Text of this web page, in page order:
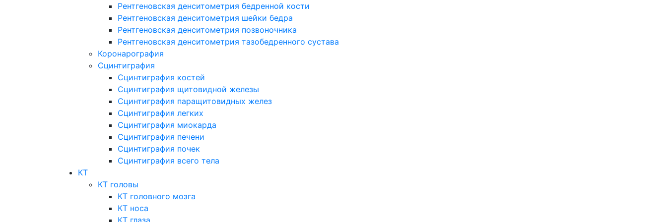
Рентгеновская денситометрия бедренной кости
Рентгеновская денситометрия шейки бедра
Рентгеновская денситометрия позвоночника
Рентгеновская денситометрия тазобедренного сустава
Коронарография
Сцинтиграфия
Сцинтиграфия костей
Сцинтиграфия щитовидной железы
Сцинтиграфия паращитовидных желез
Сцинтиграфия легких
Сцинтиграфия миокарда
Сцинтиграфия печени
Сцинтиграфия почек
Сцинтиграфия всего тела
КТ
КТ головы
КТ головного мозга
КТ носа
КТ глаза